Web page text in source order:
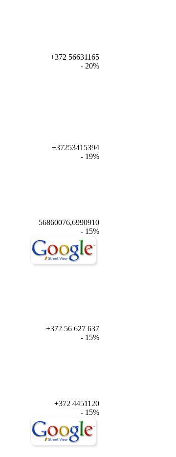
+372 56631165
- 20%
+37253415394
- 19%
56860076,6990910
- 15%
+372 56 627 637
- 15%
+372 4451120
- 15%